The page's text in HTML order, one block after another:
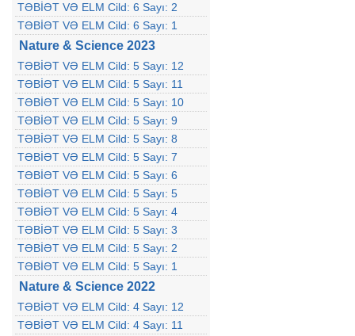
TƏBİƏT VƏ ELM Cild: 6 Sayı: 2
TƏBİƏT VƏ ELM Cild: 6 Sayı: 1
Nature & Science 2023
TƏBİƏT VƏ ELM Cild: 5 Sayı: 12
TƏBİƏT VƏ ELM Cild: 5 Sayı: 11
TƏBİƏT VƏ ELM Cild: 5 Sayı: 10
TƏBİƏT VƏ ELM Cild: 5 Sayı: 9
TƏBİƏT VƏ ELM Cild: 5 Sayı: 8
TƏBİƏT VƏ ELM Cild: 5 Sayı: 7
TƏBİƏT VƏ ELM Cild: 5 Sayı: 6
TƏBİƏT VƏ ELM Cild: 5 Sayı: 5
TƏBİƏT VƏ ELM Cild: 5 Sayı: 4
TƏBİƏT VƏ ELM Cild: 5 Sayı: 3
TƏBİƏT VƏ ELM Cild: 5 Sayı: 2
TƏBİƏT VƏ ELM Cild: 5 Sayı: 1
Nature & Science 2022
TƏBİƏT VƏ ELM Cild: 4 Sayı: 12
TƏBİƏT VƏ ELM Cild: 4 Sayı: 11